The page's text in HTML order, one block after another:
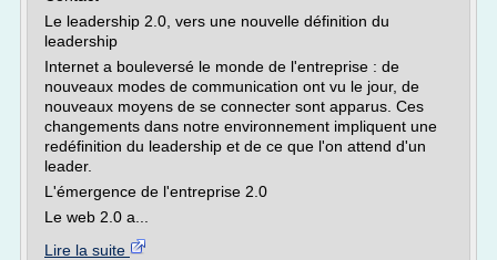
Le leadership 2.0, vers une nouvelle définition du
leadership
Internet a bouleversé le monde de l'entreprise : de
nouveaux modes de communication ont vu le jour, de
nouveaux moyens de se connecter sont apparus. Ces
changements dans notre environnement impliquent une
redéfinition du leadership et de ce que l'on attend d'un
leader.
L'émergence de l'entreprise 2.0
Le web 2.0 a...
Lire la suite